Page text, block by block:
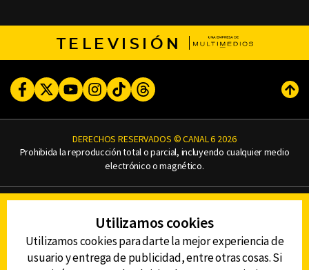
TELEVISIÓN
FacebookTwitterYoutubeInstagram
TikTokThreads
DERECHOS RESERVADOS © CANAL 6 2026
Prohibida la reproducción total o parcial, incluyendo cualquier medio
electrónico o magnético.
AVISO DE PRIVACIDAD
AVISO LEGAL
DEFENSORÍA DE LAS AUDIENCIAS
Utilizamos cookies
Utilizamos cookies para darte la mejor experiencia de
usuario y entrega de publicidad, entre otras cosas. Si